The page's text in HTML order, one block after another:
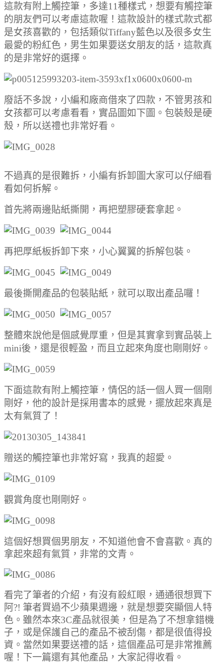
這款有附上觸控筆，多達11種樣式，想要有觸控筆
的朋友們可以考慮這款喔！這款設計的樣式款式都
是女孩喜歡的，包括類似Tiffany藍色以及很多女生
最愛的粉紅色，男生如果要送女朋友的話，這款真
的是非常好的選擇。
廢話不多說 ，小編和廠商借來了四款，不管男孩和
女孩都可以考慮看看，實品圖如下圖。包裝殼是硬
殼，所以送禮也非常好看。
不過真的是很難拆，小編有拆卸圖大家可以仔細看
看如何拆解。
首先將兩邊貼紙撕開，再把塑膠硬套拿起。
再把厚紙板拆卸下來，小心翼翼的拆解包裝。
最後撕開產品的包裝貼紙，就可以取出產品囉！
整體來說他是個感覺厚重，但是其實拿到實品裝上
mini後，還是很輕盈，而且立起來角度也剛剛好。
下面這款有附上觸控筆，情侶的話一個人買一個剛
剛好，他的設計是採用書本的感覺，擺放起來真是
太有氣質了！
贈送的觸控筆也非常好寫，我真的超愛。
觀賞角度也剛剛好。
這個好想買個男朋友，不知道他會不會喜歡。真的
拿起來超有氣質，非常的文青。
看完了筆者的介紹，有沒有殺紅眼，通通很想買下
阿?! 筆者買過不少蘋果週邊，就是想要突顯個人特
色。雖然本來3C產品就很美，但是為了不想拿錯機
子，或是保護自己的產品不被刮傷，都是很值得投
資。當然如果要送禮的話，這個產品可是非常推薦
喔！下一篇還有其他產品，大家記得收看。